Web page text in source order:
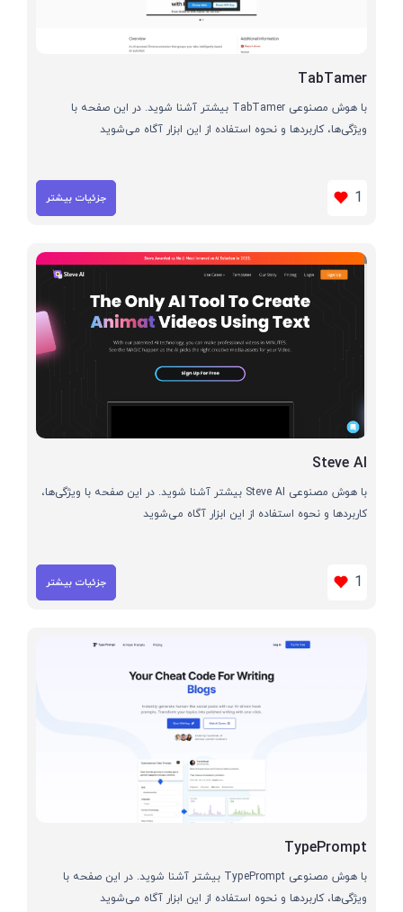
TabTamer
با هوش مصنوعی TabTamer بیشتر آشنا شوید. در این صفحه با
ویژگی‌ها، کاربردها و نحوه استفاده از این ابزار آگاه می‌شوید
1 جزئیات بیشتر
Steve AI
با هوش مصنوعی Steve AI بیشتر آشنا شوید. در این صفحه با ویژگی‌ها،
کاربردها و نحوه استفاده از این ابزار آگاه می‌شوید
1 جزئیات بیشتر
TypePrompt
با هوش مصنوعی TypePrompt بیشتر آشنا شوید. در این صفحه با
ویژگی‌ها، کاربردها و نحوه استفاده از این ابزار آگاه می‌شوید